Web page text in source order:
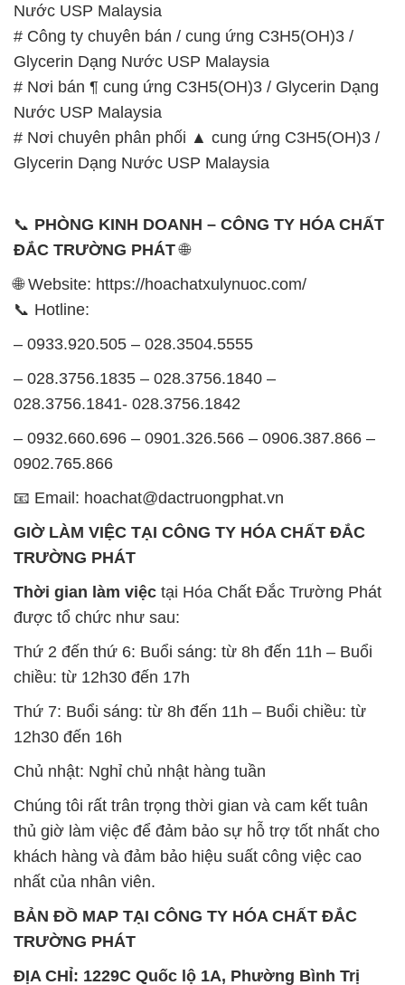
Nước USP Malaysia
# Công ty chuyên bán / cung ứng C3H5(OH)3 /
Glycerin Dạng Nước USP Malaysia
# Nơi bán ¶ cung ứng C3H5(OH)3 / Glycerin Dạng
Nước USP Malaysia
# Nơi chuyên phân phối ▲ cung ứng C3H5(OH)3 /
Glycerin Dạng Nước USP Malaysia
📞 PHÒNG KINH DOANH – CÔNG TY HÓA CHẤT
ĐẮC TRƯỜNG PHÁT🌐
🌐 Website: https://hoachatxulynuoc.com/
📞 Hotline:
– 0933.920.505 – 028.3504.5555
– 028.3756.1835 – 028.3756.1840 –
028.3756.1841- 028.3756.1842
– 0932.660.696 – 0901.326.566 – 0906.387.866 –
0902.765.866
📧 Email: hoachat@dactruongphat.vn
GIỜ LÀM VIỆC TẠI CÔNG TY HÓA CHẤT ĐẮC
TRƯỜNG PHÁT
Thời gian làm việc tại Hóa Chất Đắc Trường Phát
được tổ chức như sau:
Thứ 2 đến thứ 6: Buổi sáng: từ 8h đến 11h – Buổi
chiều: từ 12h30 đến 17h
Thứ 7: Buổi sáng: từ 8h đến 11h – Buổi chiều: từ
12h30 đến 16h
Chủ nhật: Nghỉ chủ nhật hàng tuần
Chúng tôi rất trân trọng thời gian và cam kết tuân
thủ giờ làm việc để đảm bảo sự hỗ trợ tốt nhất cho
khách hàng và đảm bảo hiệu suất công việc cao
nhất của nhân viên.
BẢN ĐỒ MAP TẠI CÔNG TY HÓA CHẤT ĐẮC
TRƯỜNG PHÁT
ĐỊA CHỈ: 1229C Quốc lộ 1A, Phường Bình Trị